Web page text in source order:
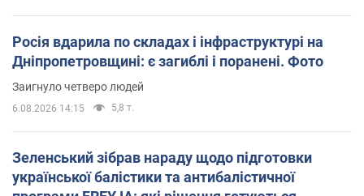
Росія вдарила по складах і інфраструктурі на
Дніпропетровщині: є загиблі і поранені. Фото
Заигнуло четверо людей
6.08.2026 14:15 5,8 т.
Зеленський зібрав нараду щодо підготовки
української балістики та антибалістичної